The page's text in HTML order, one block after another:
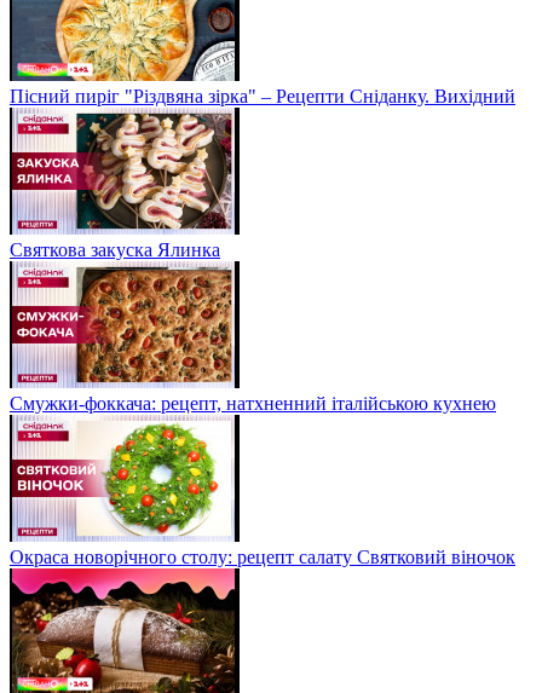
Пісний пиріг "Різдвяна зірка" – Рецепти Сніданку. Вихідний
Святкова закуска Ялинка
Смужки-фоккача: рецепт, натхненний італійською кухнею
Окраса новорічного столу: рецепт салату Святковий віночок